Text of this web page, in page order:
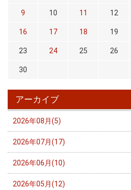
9 10 11 12
16 17 18 19
23 24 25 26
30
アーカイブ
2026年08月(5)
2026年07月(17)
2026年06月(10)
2026年05月(12)